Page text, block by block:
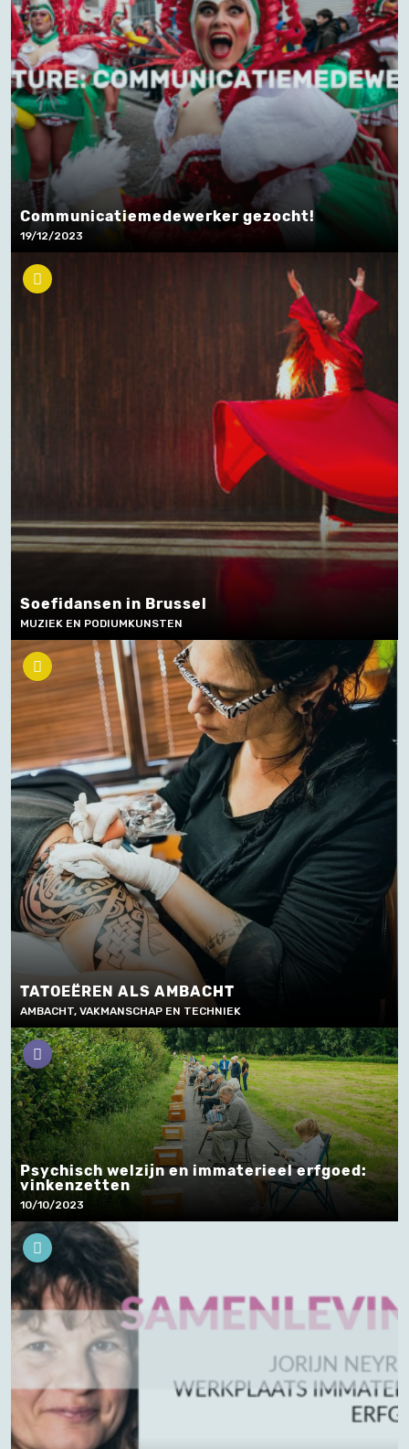
Communicatiemedewerker gezocht!
19/12/2023
Soefidansen in Brussel
MUZIEK EN PODIUMKUNSTEN
TATOEËREN ALS AMBACHT
AMBACHT, VAKMANSCHAP EN TECHNIEK
Psychisch welzijn en immaterieel erfgoed:
vinkenzetten
10/10/2023